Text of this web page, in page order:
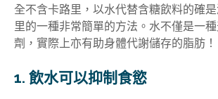
全不含卡路里，以水代替含糖飲料的確
里的一種非常簡單的方法。水不僅是一
劑，實際上亦有助身體代謝儲存的脂肪！
1. 飲水可以抑制食慾